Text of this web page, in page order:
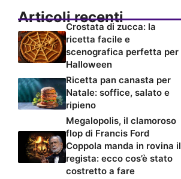
Articoli recenti
Crostata di zucca: la
ricetta facile e
scenografica perfetta per
Halloween
Ricetta pan canasta per
Natale: soffice, salato e
ripieno
Megalopolis, il clamoroso
flop di Francis Ford
Coppola manda in rovina il
regista: ecco cos’è stato
costretto a fare